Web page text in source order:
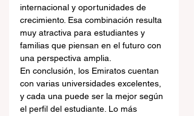
internacional y oportunidades de
crecimiento. Esa combinación resulta
muy atractiva para estudiantes y
familias que piensan en el futuro con
una perspectiva amplia.
En conclusión, los Emiratos cuentan
con varias universidades excelentes,
y cada una puede ser la mejor según
el perfil del estudiante. Lo más